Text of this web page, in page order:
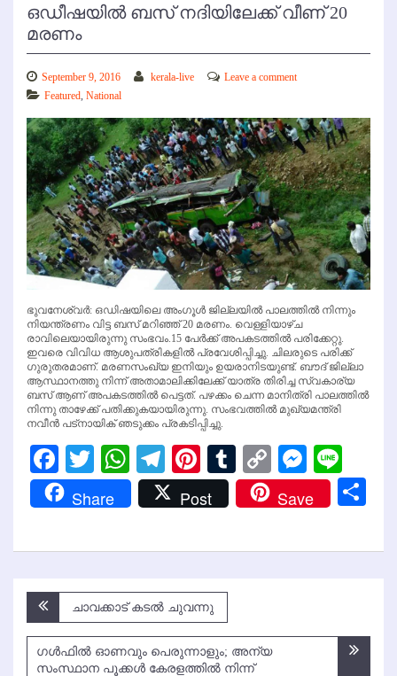
ഒഡീഷയില്‍ ബസ് നദിയിലേക്ക് വീണ് 20
മരണം
September 9, 2016 kerala-live
Leave a comment
Featured National
ഭുവനേശ്വര്‍: ഒഡിഷയിലെ അംഗൂള്‍ ജില്ലയില്‍ പാലത്തില്‍ നിന്നും
നിയന്ത്രണം വിട്ട ബസ് മറിഞ്ഞ് 20 മരണം. വെള്ളിയാഴ്ച
രാവിലെയായിരുന്നു സംഭവം.15 പേര്‍ക്ക് അപകടത്തില്‍ പരിക്കേറ്റു.
ഇവരെ വിവിധ ആശുപത്രികളില്‍ പ്രവേശിപ്പിച്ചു. ചിലരുടെ പരിക്ക്
ഗുരുതരമാണ്. മരണസംഖ്യ ഇനിയും ഉയരാനിടയുണ്ട്. ബൗദ് ജില്ലാ
ആസ്ഥാനത്തു നിന്ന് അതാമാലിക്കിലേക്ക് യാത്ര തിരിച്ച സ്വകാര്യ
ബസ് ആണ് അപകടത്തില്‍ പെട്ടത്. പഴക്കം ചെന്ന മാനിത്രി പാലത്തില്‍
നിന്നു താഴേക്ക് പതിക്കുകയായിരുന്നു. സംഭവത്തില്‍ മുഖ്യമന്ത്രി
നവീന്‍ പട്‌നായിക് ഞടുക്കം പ്രകടിപ്പിച്ചു.
Facebook
Twitter
WhatsApp
Telegram
Pinterest
Tumblr
Copy
Link
Share Post Save
Post
navigation
ചാവക്കാട് കടല്‍ ചുവന്നു
ഗള്‍ഫില്‍ ഓണവും പെരുന്നാളും; അന്യ
സംസ്ഥാന പൂക്കള്‍ കേരളത്തില്‍ നിന്ന്